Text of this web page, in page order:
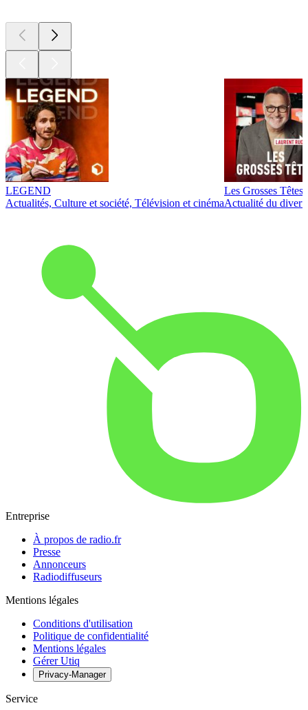
LEGEND
Actualités, Culture et société, Télévision et cinéma
Les Grosses Têtes
Actualité du
Entreprise
À propos de radio.fr
Presse
Annonceurs
Radiodiffuseurs
Mentions légales
Conditions d'utilisation
Politique de confidentialité
Mentions légales
Gérer Utiq
Privacy-Manager
Service